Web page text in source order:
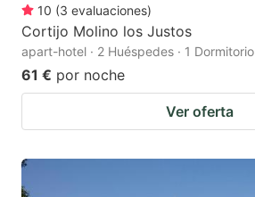
10 (3 evaluaciones)
Cortijo Molino los Justos
apart-hotel · 2 Huéspedes · 1 Dormitorio
61 € por noche
Ver oferta